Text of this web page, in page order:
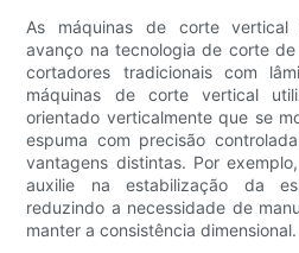
As máquinas de corte vertical
avanço na tecnologia de corte
cortadores tradicionais com
máquinas de corte vertical
orientado verticalmente que se
espuma com precisão
vantagens distintas. Por
auxilie na estabilização da
reduzindo a necessidade de
manter a consistência dimensional.